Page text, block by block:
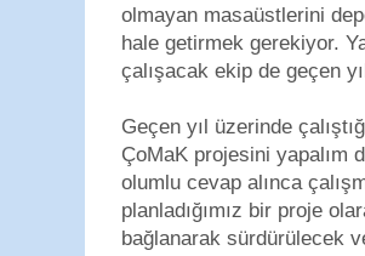
olmayan masaüstlerini
hale getirmek gerekiyor.
çalışacak ekip de geçen
Geçen yıl üzerinde
ÇoMaK projesini yapalım
olumlu cevap alınca
planladığımız bir proje
bağlanarak sürdürülecek